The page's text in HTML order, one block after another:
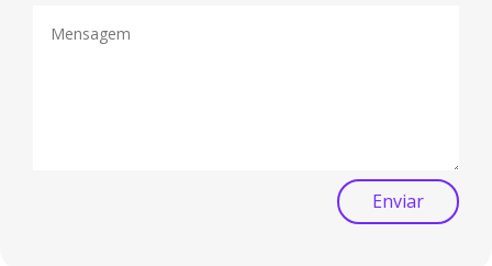
Enviar